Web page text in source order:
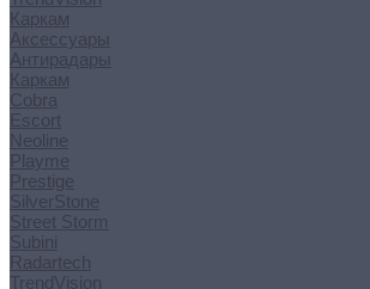
Каркам
Аксессуары
Антирадары
Каркам
Cobra
Escort
Neoline
Playme
Prestige
SilverStone
Street Storm
Subini
Radartech
TrendVision